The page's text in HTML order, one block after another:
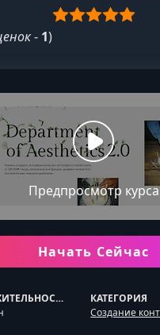
- 1)
Предпросмотр курса
Начать Сейчас
ПРОДОЛЖИТЕЛЬНОСТЬ
КАТЕГОРИЯ